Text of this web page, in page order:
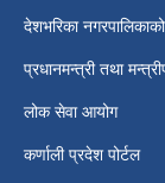
देशभरिका
प्रधानमन्त्री तथा
लोक सेवा आयोग
कर्णाली प्रदेश पोर्टल